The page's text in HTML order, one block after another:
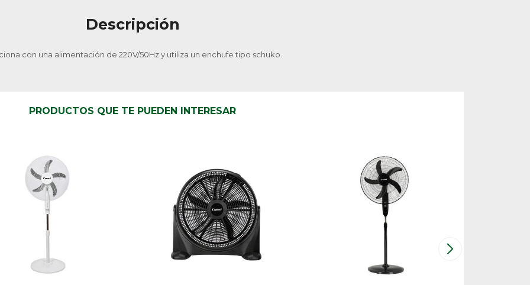
Descripción
con una alimentación de 220V/50Hz y utiliza un enchufe tipo schuko.
PRODUCTOS QUE TE PUEDEN INTERESAR